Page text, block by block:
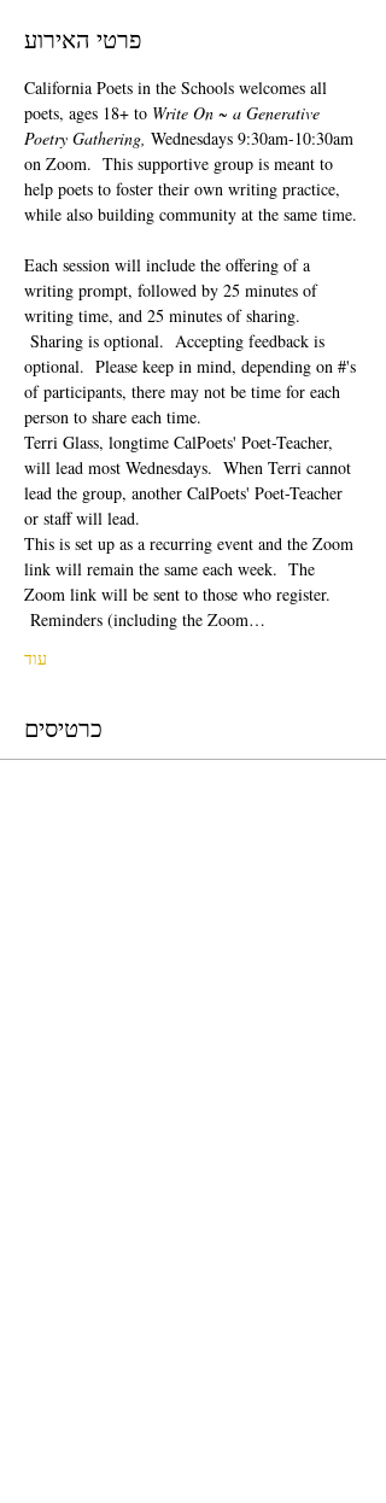
פרטי האירוע
California Poets in the Schools welcomes all
poets, ages 18+ to Write On ~ a Generative
Poetry Gathering, Wednesdays 9:30am-10:30am
on Zoom.  This supportive group is meant to
help poets to foster their own writing practice,
while also building community at the same time.
Each session will include the offering of a
writing prompt, followed by 25 minutes of
writing time, and 25 minutes of sharing.
Sharing is optional.  Accepting feedback is
optional.  Please keep in mind, depending on #'s
of participants, there may not be time for each
person to share each time.
Terri Glass, longtime CalPoets' Poet-Teacher,
will lead most Wednesdays.  When Terri cannot
lead the group, another CalPoets' Poet-Teacher
or staff will lead.
This is set up as a recurring event and the Zoom
link will remain the same each week.  The
Zoom link will be sent to those who register.
Reminders (including the Zoom…
עוד
כרטיסים